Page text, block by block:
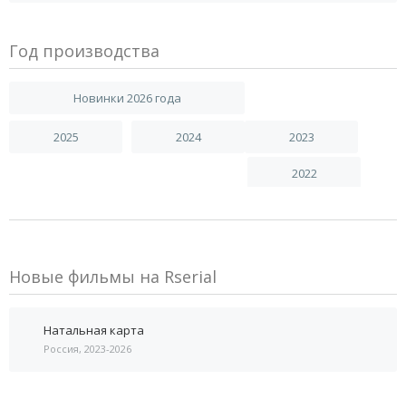
Год производства
Новинки 2026 года
2025 2024 2023
2022
Новые фильмы на Rserial
Натальная карта
Россия, 2023-2026